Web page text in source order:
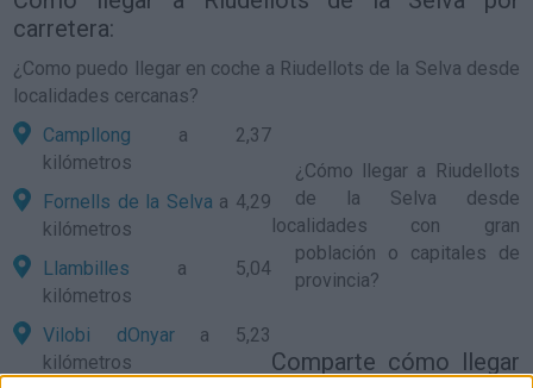
carretera:
¿Como puedo llegar en coche a Riudellots de la Selva desde
localidades cercanas?
Campllong a 2,37
kilómetros
Fornells de la Selva a 4,29
kilómetros
Llambilles a 5,04
kilómetros
Vilobi dOnyara 5,23
kilómetros
¿ Cómo llegar a Riudellots
de la Selva desde
localidades con gran
población o capitales de
provincia?
Comparte cómo llegar